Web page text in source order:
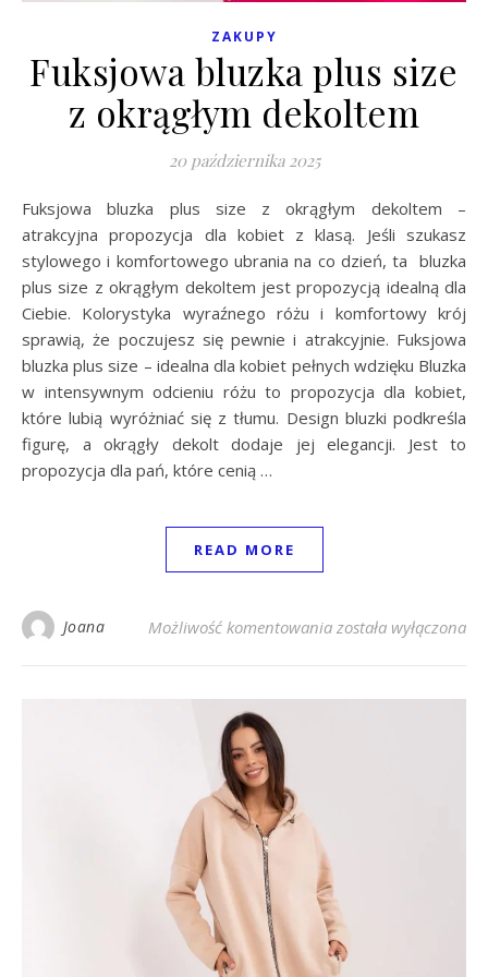
ZAKUPY
Fuksjowa bluzka plus size
z okrągłym dekoltem
20 października 2025
Fuksjowa bluzka plus size z okrągłym dekoltem –
atrakcyjna propozycja dla kobiet z klasą. Jeśli szukasz
stylowego i komfortowego ubrania na co dzień, ta bluzka
plus size z okrągłym dekoltem jest propozycją idealną dla
Ciebie. Kolorystyka wyraźnego różu i komfortowy krój
sprawią, że poczujesz się pewnie i atrakcyjnie. Fuksjowa
bluzka plus size – idealna dla kobiet pełnych wdzięku Bluzka
w intensywnym odcieniu różu to propozycja dla kobiet,
które lubią wyróżniać się z tłumu. Design bluzki podkreśla
figurę, a okrągły dekolt dodaje jej elegancji. Jest to
propozycja dla pań, które cenią …
READ MORE
Joana Możliwość komentowania Fuksjowa bluzka
została wyłączona